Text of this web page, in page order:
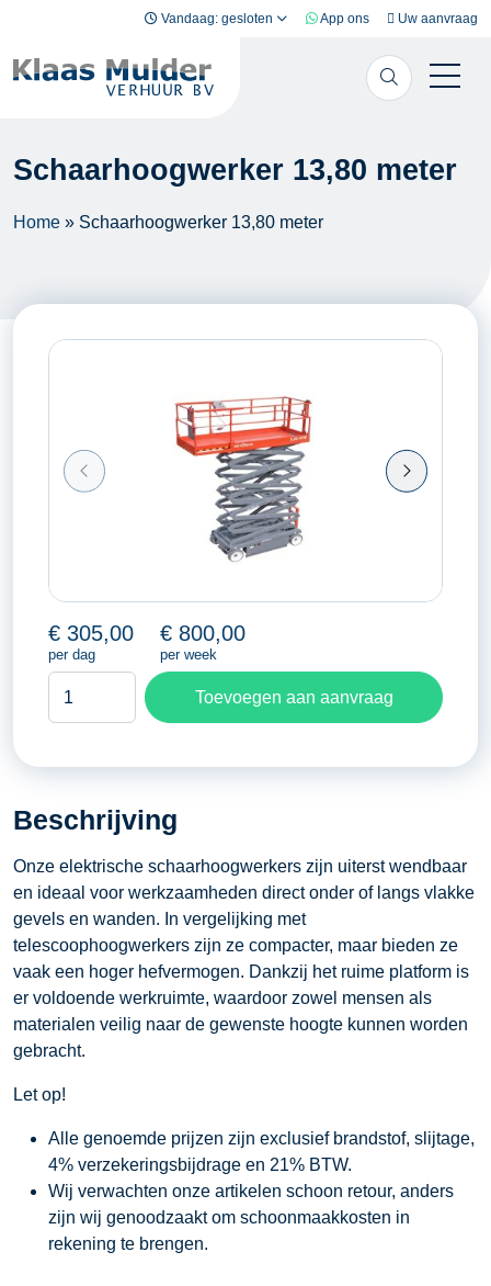
Vandaag: gesloten App ons Uw aanvraag
Schaarhoogwerker 13,80 meter
Home » Schaarhoogwerker 13,80 meter
€ 305,00
per dag
€ 800,00
per week
Schaarhoogwerker
aantal
Toevoegen aan aanvraag
Beschrijving
Onze elektrische schaarhoogwerkers zijn uiterst wendbaar
en ideaal voor werkzaamheden direct onder of langs vlakke
gevels en wanden. In vergelijking met
telescoophoogwerkers zijn ze compacter, maar bieden ze
vaak een hoger hefvermogen. Dankzij het ruime platform is
er voldoende werkruimte, waardoor zowel mensen als
materialen veilig naar de gewenste hoogte kunnen worden
gebracht.
Let op!
Alle genoemde prijzen zijn exclusief brandstof, slijtage,
4% verzekeringsbijdrage en 21% BTW.
Wij verwachten onze artikelen schoon retour, anders
zijn wij genoodzaakt om schoonmaakkosten in
rekening te brengen.